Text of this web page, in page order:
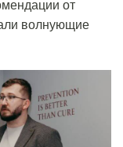
от
волнующие